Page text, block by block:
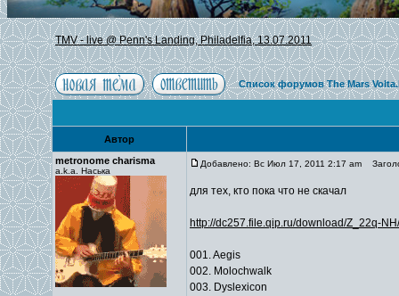
TMV - live @ Penn's Landing, Philadelfia, 13.07.2011
Список форумов The Mars
Автор
metronome charisma
a.k.a. Наська
Добавлено: Вс Июл 17, 2011 2:17 am
для тех, кто пока что не скачал
http://dc257.file.qip.ru/download/Z_22q-
001. Aegis
002. Molochwalk
003. Dyslexicon